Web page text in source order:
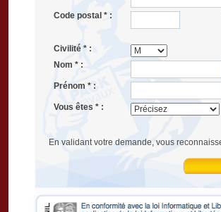
Code postal * :
Civilité * :
Nom * :
Prénom * :
Vous êtes * :
En validant votre demande, vous